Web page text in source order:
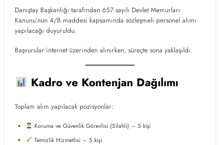
Danıştay Başkanlığı tarafından 657 sayılı Devlet Memurları
Kanunu’nun 4/B maddesi kapsamında sözleşmeli personel alımı
yapılacağı duyuruldu.
Başvurular internet üzerinden alınırken, süreçte sona yaklaşıldı.
Kadro ve Kontenjan Dağılımı
Toplam alım yapılacak pozisyonlar:
Koruma ve Güvenlik Görevlisi (Silahlı) – 5 kişi
Temizlik Hizmetlisi – 5 kişi